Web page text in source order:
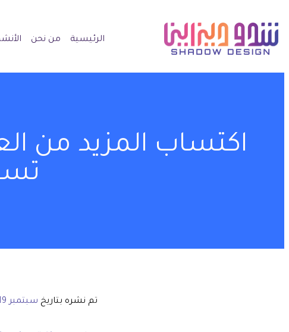
الرئيسية من نحن
اكتساب المزيد من
تم نشره بتاريخ سبتمبر 19, 2025